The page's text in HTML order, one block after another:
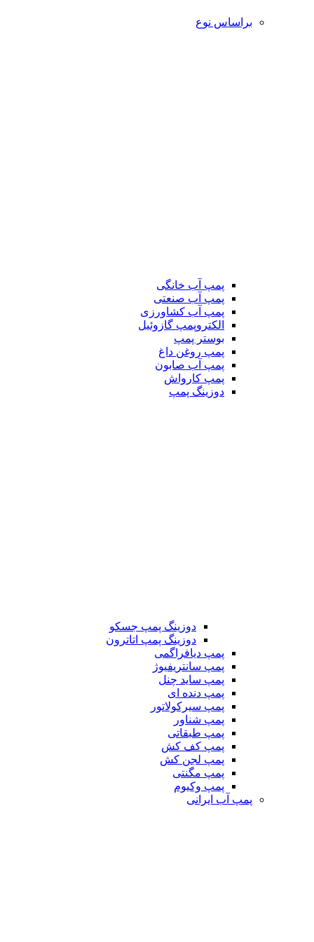
براساس نوع
پمپ آب خانگی
پمپ آب صنعتی
پمپ آب کشاورزی
الکتروپمپ گازوئیل
بوستر پمپ
پمپ روغن داغ
پمپ آب صابون
پمپ کارواش
دوزینگ پمپ
دوزینگ پمپ جسکو
دوزینگ پمپ اتاترون
پمپ دیافراگمی
پمپ سانتریفیوژ
پمپ ساید چنل
پمپ دنده ای
پمپ سیرکولاتور
پمپ شناور
پمپ طبقاتی
پمپ کف کش
پمپ لجن کش
پمپ مگنتی
پمپ وکیوم
پمپ آب ایرانی